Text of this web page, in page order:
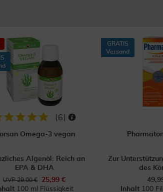
(6)
Omega-3 vegan
Algenöl: Reich an
EPA & DHA
UVP 29,00 €
25,99 €
100 ml Flüssigkeit
GRATIS
Versand
Zur
des
Inhalt 100